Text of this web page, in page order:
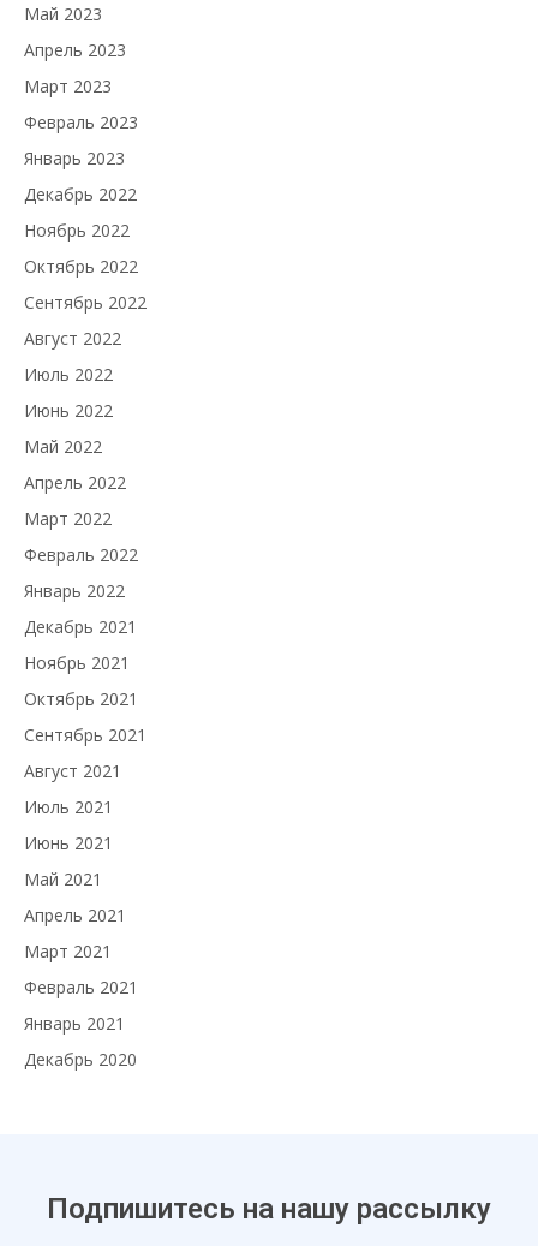
Май 2023
Апрель 2023
Март 2023
Февраль 2023
Январь 2023
Декабрь 2022
Ноябрь 2022
Октябрь 2022
Сентябрь 2022
Август 2022
Июль 2022
Июнь 2022
Май 2022
Апрель 2022
Март 2022
Февраль 2022
Январь 2022
Декабрь 2021
Ноябрь 2021
Октябрь 2021
Сентябрь 2021
Август 2021
Июль 2021
Июнь 2021
Май 2021
Апрель 2021
Март 2021
Февраль 2021
Январь 2021
Декабрь 2020
Подпишитесь на нашу рассылку